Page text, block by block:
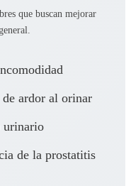
que buscan mejorar
de ardor al orinar
urinario
de la prostatitis